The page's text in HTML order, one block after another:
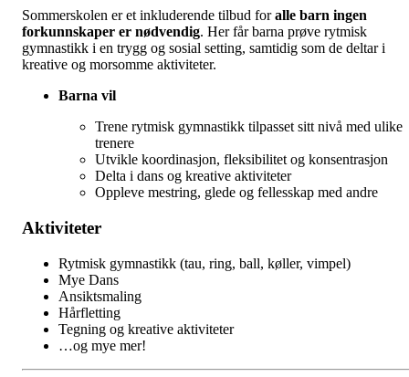
Sommerskolen er et inkluderende tilbud foralle barn ingen
forkunnskaper er nødvendig. Her får barna prøve rytmisk
gymnastikk i en trygg og sosial setting, samtidig som de deltar i
kreative og morsomme aktiviteter.
Barna vil
Trene rytmisk gymnastikk tilpasset sitt nivå med ulike
trenere
Utvikle koordinasjon, fleksibilitet og konsentrasjon
Delta i dans og kreative aktiviteter
Oppleve mestring, glede og fellesskap med andre
Aktiviteter
Rytmisk gymnastikk (tau, ring, ball, køller, vimpel)
Mye Dans
Ansiktsmaling
Hårfletting
Tegning og kreative aktiviteter
…og mye mer!